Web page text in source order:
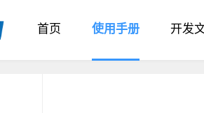
首页 使用手册 开发